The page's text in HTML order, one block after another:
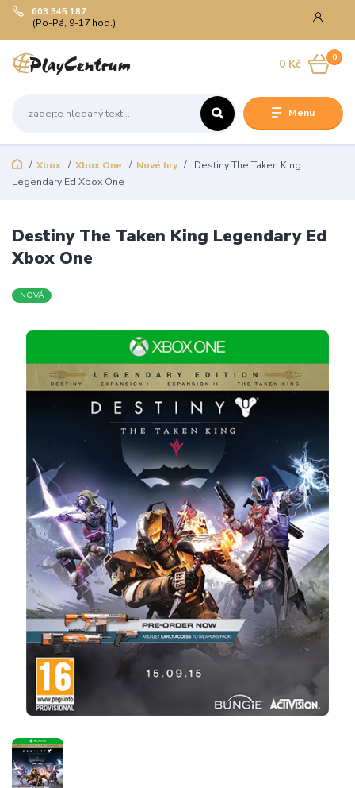
Menu
603 345 187
(Po-Pá, 9-17 hod.)
0
0 Kč
Xbox Xbox One Nové hry
Destiny The Taken King
Legendary Ed Xbox One
Destiny The Taken King Legendary Ed
Xbox One
NOVÁ